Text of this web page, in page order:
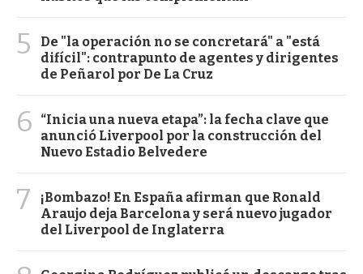
5
De "la operación no se concretará" a "está
difícil": contrapunto de agentes y dirigentes
de Peñarol por De La Cruz
6
“Inicia una nueva etapa”: la fecha clave que
anunció Liverpool por la construcción del
Nuevo Estadio Belvedere
7
¡Bombazo! En España afirman que Ronald
Araujo deja Barcelona y será nuevo jugador
del Liverpool de Inglaterra